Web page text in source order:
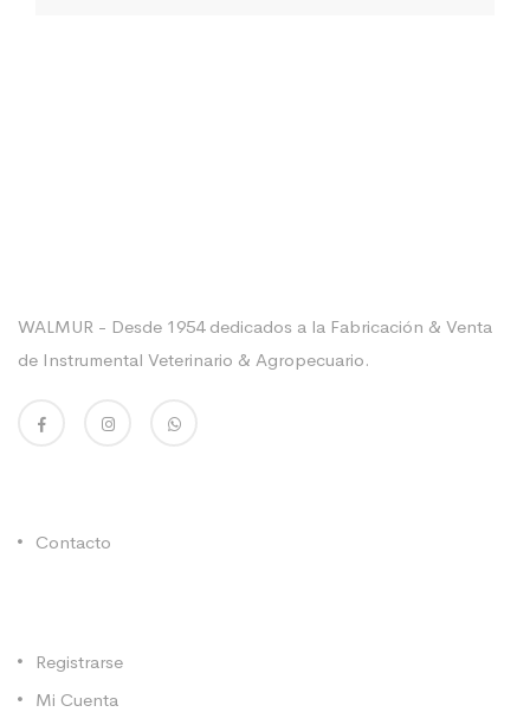
WALMUR - Desde 1954 dedicados a la Fabricación & Venta
de Instrumental Veterinario & Agropecuario.
Contacto
Registrarse
Mi Cuenta